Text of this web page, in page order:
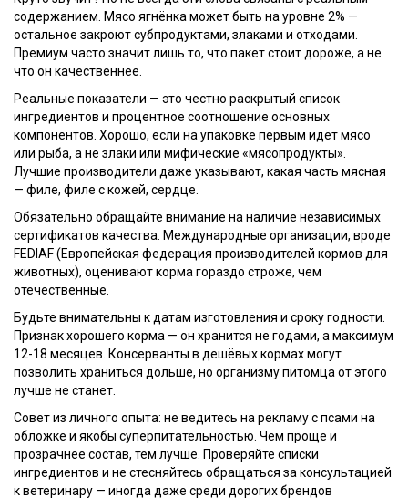
содержанием. Мясо ягнёнка может быть на уровне 2% —
остальное закроют субпродуктами, злаками и отходами.
Премиум часто значит лишь то, что пакет стоит дороже, а не
что он качественнее.
Реальные показатели — это честно раскрытый список
ингредиентов и процентное соотношение основных
компонентов. Хорошо, если на упаковке первым идёт мясо
или рыба, а не злаки или мифические «мясопродукты».
Лучшие производители даже указывают, какая часть мясная
— филе, филе с кожей, сердце.
Обязательно обращайте внимание на наличие независимых
сертификатов качества. Международные организации, вроде
FEDIAF (Европейская федерация производителей кормов для
животных), оценивают корма гораздо строже, чем
отечественные.
Будьте внимательны к датам изготовления и сроку годности.
Признак хорошего корма — он хранится не годами, а максимум
12-18 месяцев. Консерванты в дешёвых кормах могут
позволить храниться дольше, но организму питомца от этого
лучше не станет.
Совет из личного опыта: не ведитесь на рекламу с псами на
обложке и якобы суперпитательностью. Чем проще и
прозрачнее состав, тем лучше. Проверяйте списки
ингредиентов и не стесняйтесь обращаться за консультацией
к ветеринару — иногда даже среди дорогих брендов